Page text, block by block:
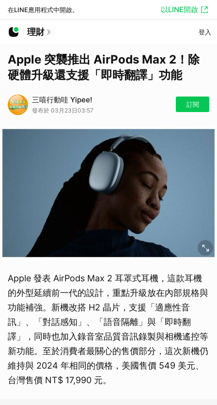
在LINE應用程式中開啟。 以LINE開啟
理財 登入
Apple 突襲推出 AirPods Max 2！除
硬體升級還支援「即時翻譯」功能
三嘻行動哇 Yipee!
發布於 03月23日03:57
訂閱
Apple 發表 AirPods Max 2 耳罩式耳機，這款耳機
的外型延續前一代的設計，重點升級放在內部規格與
功能補強。新機改搭 H2 晶片，支援「適應性音
訊」、「對話感知」、「語音隔離」與「即時翻
譯」，同時也加入錄音室品質音訊錄製與相機遙控等
新功能。至於消費者最關心的售價部分，這次新機仍
維持與 2024 年相同的價格，美國售價 549 美元、
台灣售價 NT$ 17,990 元。